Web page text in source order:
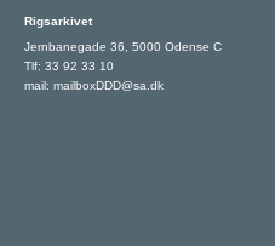
Rigsarkivet
Jernbanegade 36, 5000 Odense C
Tlf: 33 92 33 10
mail: mailboxDDD@sa.dk